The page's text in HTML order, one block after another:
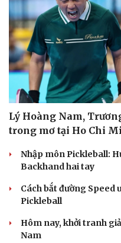
Lý Hoàng Nam,
trong mơ tại Ho Chi
Nhập môn Pickleball:
Backhand hai tay
Cách bắt đường Speed
Pickleball
Hôm nay, khởi tranh
Nam